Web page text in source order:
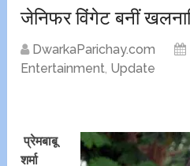
जेनिफर विंगेट बनीं
DwarkaParichay.com
Entertainment, Update
प्रेमबाबू
शर्मा